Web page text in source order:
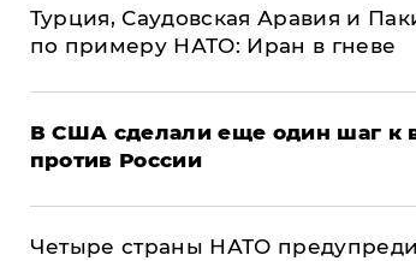
Турция, Саудовская Аравия и
по примеру НАТО: Иран в гневе
В США сделали еще один шаг к
против России
Четыре страны НАТО